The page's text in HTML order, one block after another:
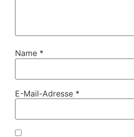
Name *
E-Mail-Adresse *